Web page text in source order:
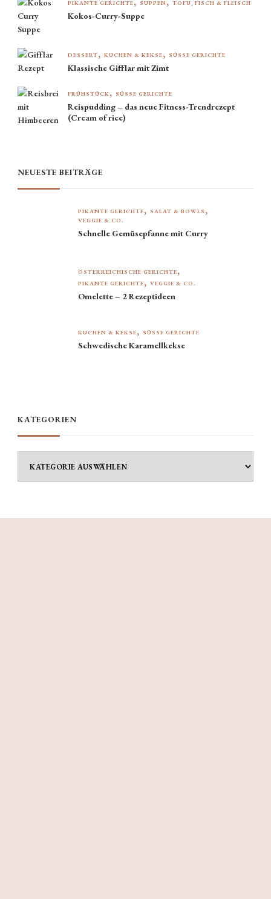
PIKANTE GERICHTE SUPPEN TOFU, FISCH & FLEISCH
Kokos-Curry-Suppe
DESSERT KUCHEN & KEKSE SÜSSE GERICHTE
Klassische Gifflar mit Zimt
FRÜHSTÜCK SÜSSE GERICHTE
Reispudding – das neue Fitness-Trendrezept
(Cream of rice)
NEUESTE BEITRÄGE
PIKANTE GERICHTE
SALAT & BOWLS
VEGGIE & CO.
Schnelle Gemüsepfanne mit Curry
ÖSTERREICHISCHE GERICHTE
PIKANTE GERICHTE
VEGGIE & CO.
Omelette – 2 Rezeptideen
KUCHEN & KEKSE SÜSSE GERICHTE
Schwedische Karamellkekse
KATEGORIEN